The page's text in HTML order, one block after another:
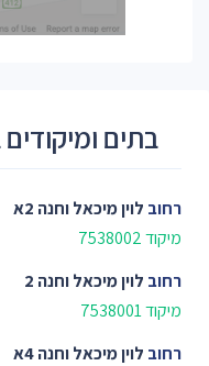
בתים
רחוב לוין מיכאל וחנה 2א
מיקוד 7538002
רחוב לוין מיכאל וחנה 2
מיקוד 7538001
רחוב לוין מיכאל וחנה 4א